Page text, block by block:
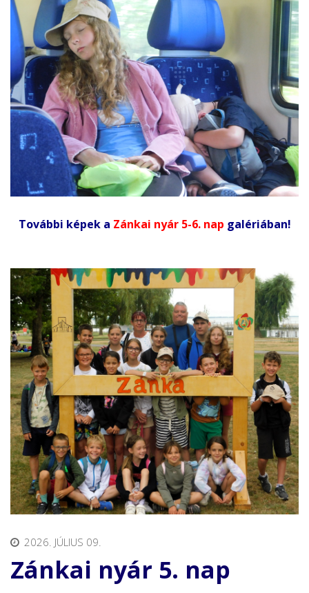
További képek a Zánkai nyár 5-6. nap galériában!
2026. JÚLIUS 09.
Zánkai nyár 5. nap